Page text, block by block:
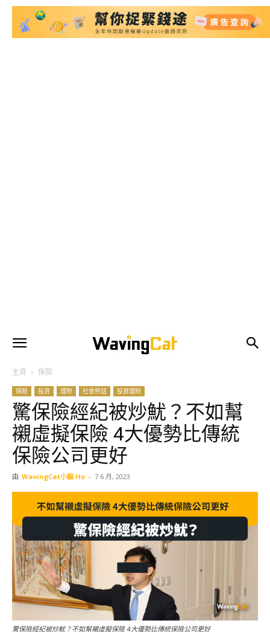
主頁 保險
保險 投資 理財 社會熱話 投資理財
驚保險經紀被炒魷？不如幫
襯虛擬保險 4大優勢比傳統
保險公司更好
由 WavingCat小編 Ho - 7 6 月, 2023
驚保險經紀被炒魷？不如幫襯虛擬保險 4大優勢比傳統保險公司更好